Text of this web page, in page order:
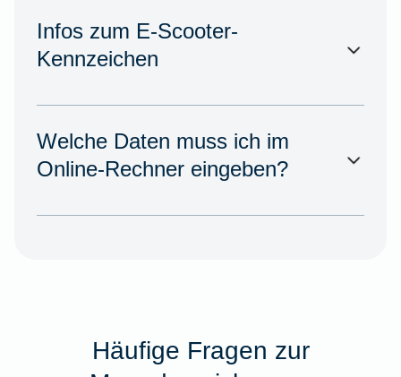
Infos zum E-Scooter-
Kennzeichen
Welche Daten muss ich im
Online-Rechner eingeben?
Häufige Fragen zur